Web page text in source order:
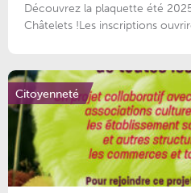
Découvrez la plaquette été
Châtelets !Les inscriptions
Citoyenneté